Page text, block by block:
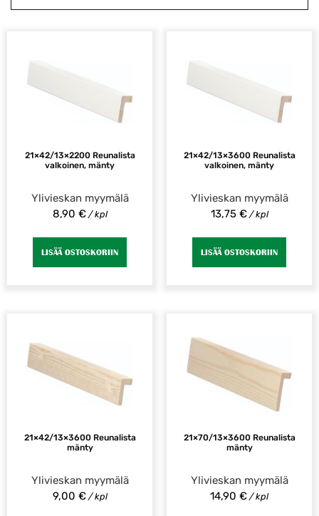
21×42/13×2200 Reunalista
valkoinen, mänty
Ylivieskan myymälä
8,90 €/ kpl
LISÄÄ OSTOSKORIIN
21×42/13×3600 Reunalista
valkoinen, mänty
Ylivieskan myymälä
13,75 €/ kpl
LISÄÄ OSTOSKORIIN
21×42/13×3600 Reunalista
mänty
Ylivieskan myymälä
9,00 €/ kpl
21×70/13×3600 Reunalista
mänty
Ylivieskan myymälä
14,90 € / kpl